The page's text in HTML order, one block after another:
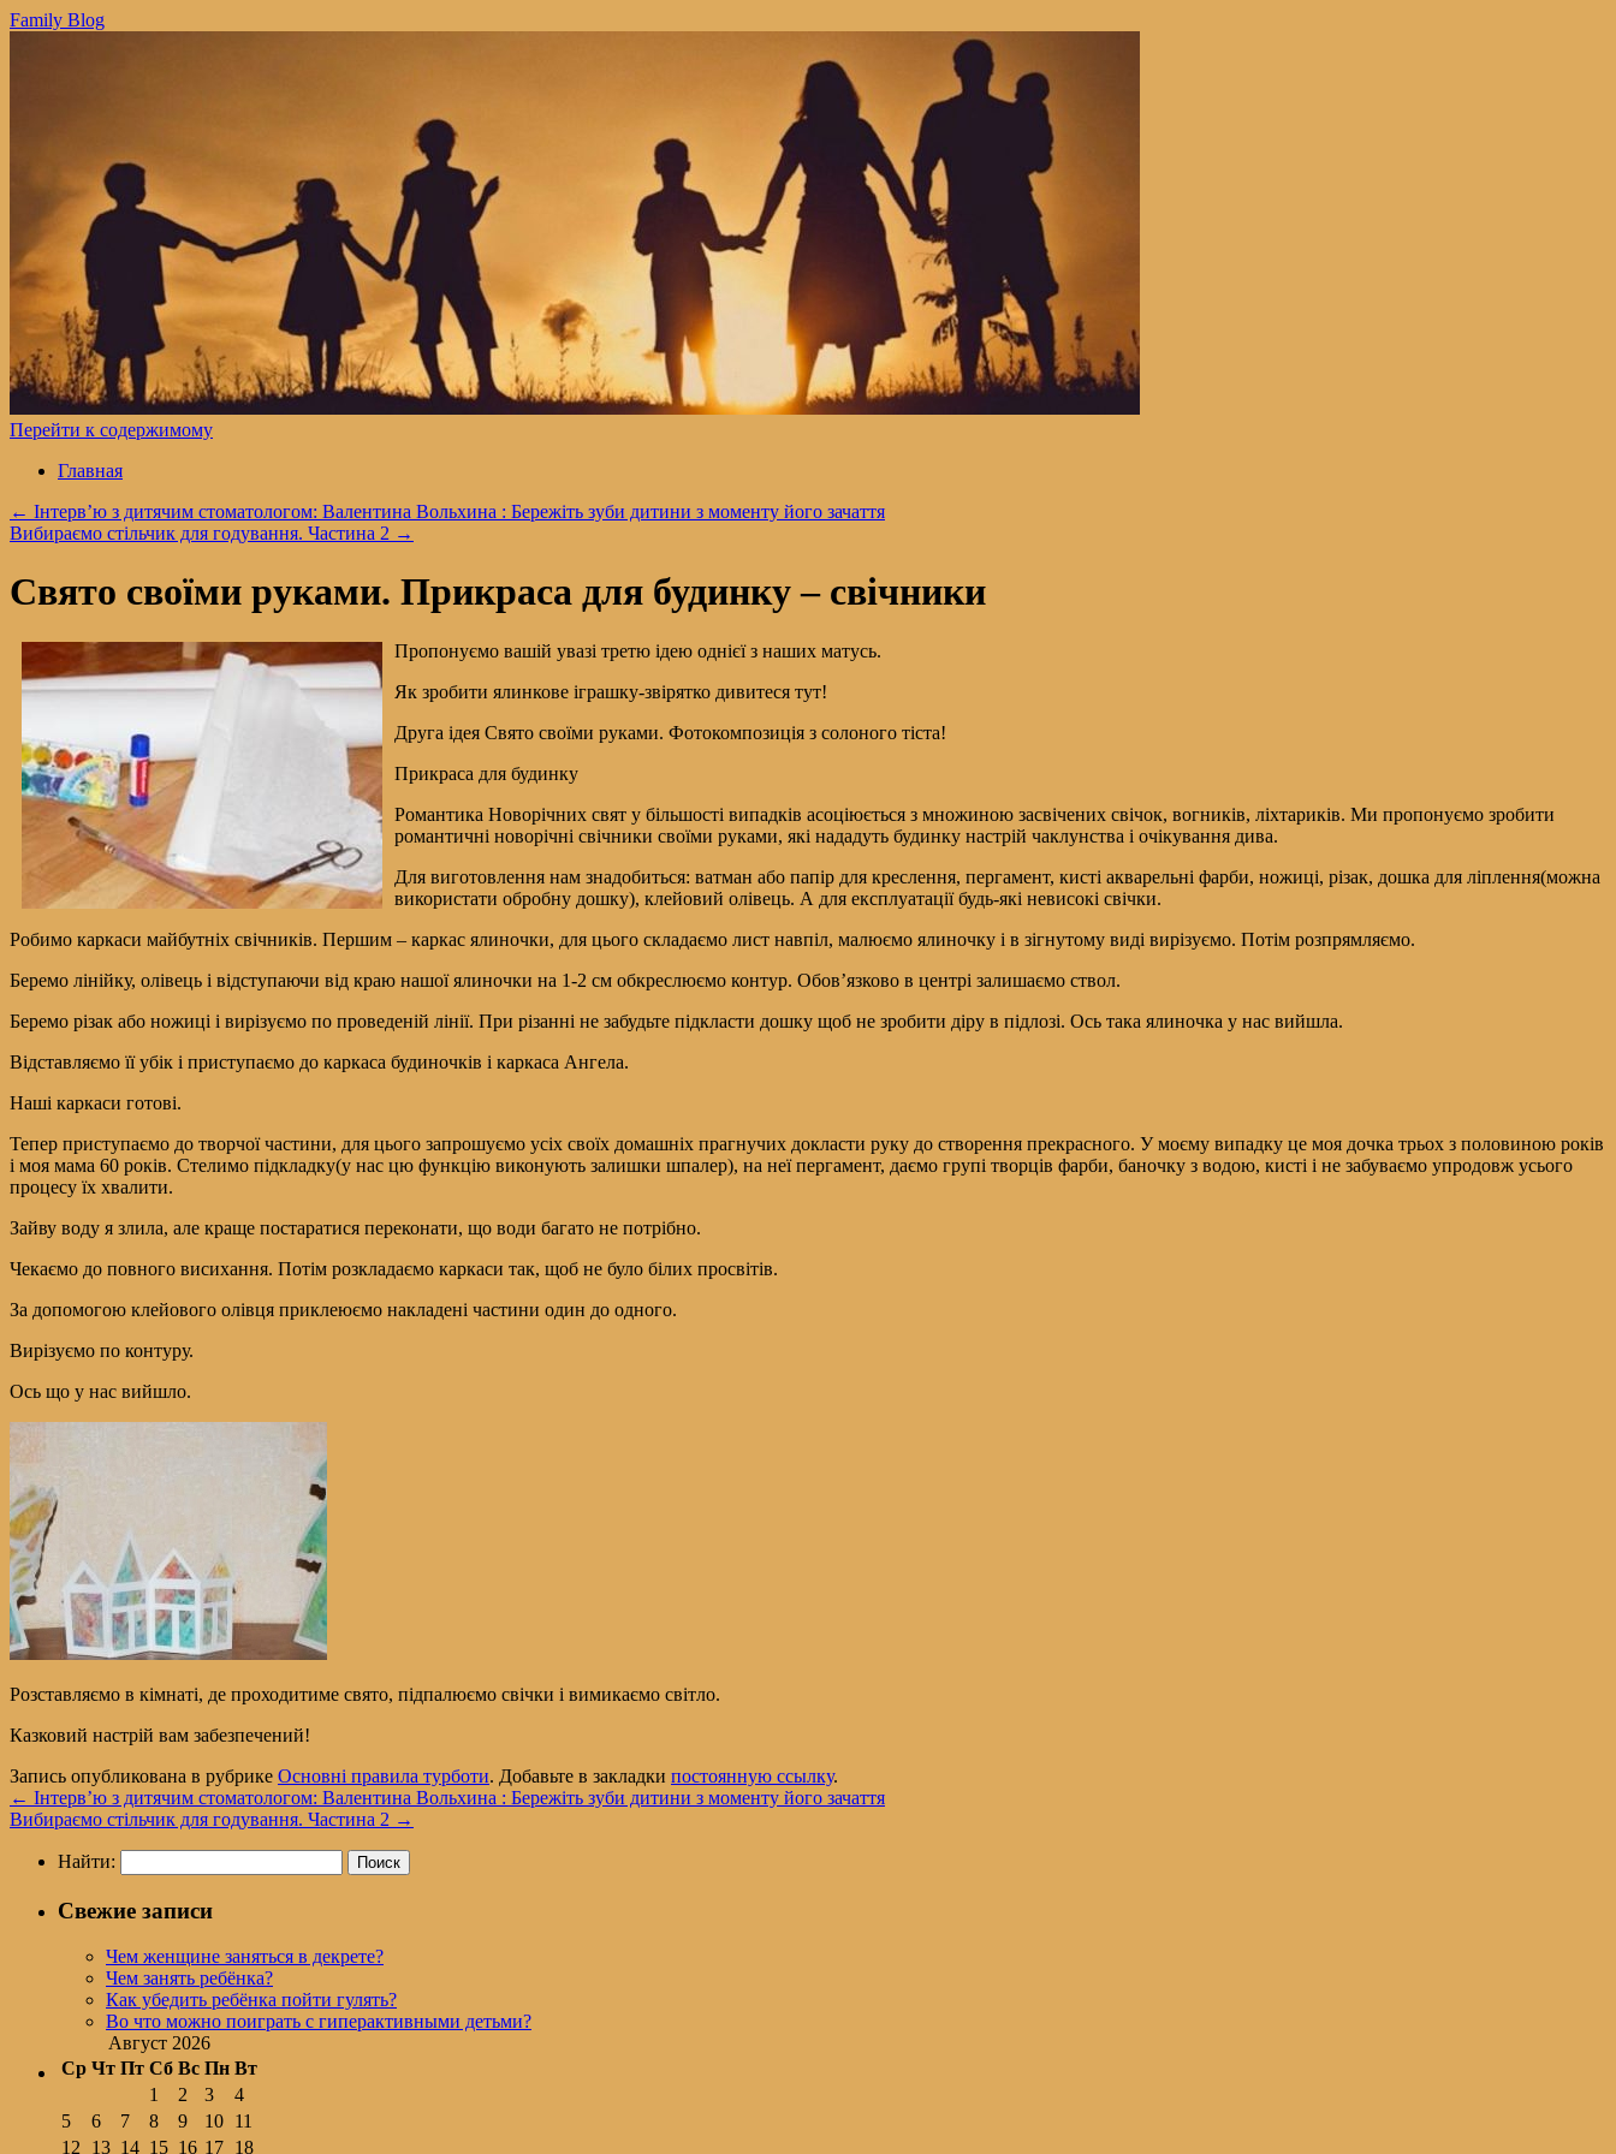
Family Blog
Перейти к содержимому
Главная
← Інтерв’ю з дитячим стоматологом: Валентина Вольхина : Бережіть зуби дитини з моменту його зачаття
Вибираємо стільчик для годування. Частина 2 →
Свято своїми руками. Прикраса для будинку – свічники
Пропонуємо вашій увазі третю ідею однієї з наших матусь.
Як зробити ялинкове іграшку-звірятко дивитеся тут!
Друга ідея Свято своїми руками. Фотокомпозиція з солоного тіста!
Прикраса для будинку
Романтика Новорічних свят у більшості випадків асоціюється з множиною засвічених свічок, вогників, ліхтариків. Ми пропонуємо зробити
романтичні новорічні свічники своїми руками, які нададуть будинку настрій чаклунства і очікування дива.
Для виготовлення нам знадобиться: ватман або папір для креслення, пергамент, кисті акварельні фарби, ножиці, різак, дошка для ліплення(можна
використати обробну дошку), клейовий олівець. А для експлуатації будь-які невисокі свічки.
Робимо каркаси майбутніх свічників. Першим – каркас ялиночки, для цього складаємо лист навпіл, малюємо ялиночку і в зігнутому виді вирізуємо. Потім розпрямляємо.
Беремо лінійку, олівець і відступаючи від краю нашої ялиночки на 1-2 см обкреслюємо контур. Обов’язково в центрі залишаємо ствол.
Беремо різак або ножиці і вирізуємо по проведеній лінії. При різанні не забудьте підкласти дошку щоб не зробити діру в підлозі. Ось така ялиночка у нас вийшла.
Відставляємо її убік і приступаємо до каркаса будиночків і каркаса Ангела.
Наші каркаси готові.
Тепер приступаємо до творчої частини, для цього запрошуємо усіх своїх домашніх прагнучих докласти руку до створення прекрасного. У моєму випадку це моя дочка трьох з половиною років
і моя мама 60 років. Стелимо підкладку(у нас цю функцію виконують залишки шпалер), на неї пергамент, даємо групі творців фарби, баночку з водою, кисті і не забуваємо упродовж усього
процесу їх хвалити.
Зайву воду я злила, але краще постаратися переконати, що води багато не потрібно.
Чекаємо до повного висихання. Потім розкладаємо каркаси так, щоб не було білих просвітів.
За допомогою клейового олівця приклеюємо накладені частини один до одного.
Вирізуємо по контуру.
Ось що у нас вийшло.
Розставляємо в кімнаті, де проходитиме свято, підпалюємо свічки і вимикаємо світло.
Казковий настрій вам забезпечений!
Запись опубликована в рубрике Основні правила турботи. Добавьте в закладки постоянную ссылку.
← Інтерв’ю з дитячим стоматологом: Валентина Вольхина : Бережіть зуби дитини з моменту його зачаття
Вибираємо стільчик для годування. Частина 2 →
Найти:
Свежие записи
Чем женщине заняться в декрете?
Чем занять ребёнка?
Как убедить ребёнка пойти гулять?
Во что можно поиграть с гиперактивными детьми?
Август 2026
Ср Чт Пт Сб Вс Пн Вт
1
2 3
4
5
6 7 8 9 10 11
12
13 14 15 16 17 18